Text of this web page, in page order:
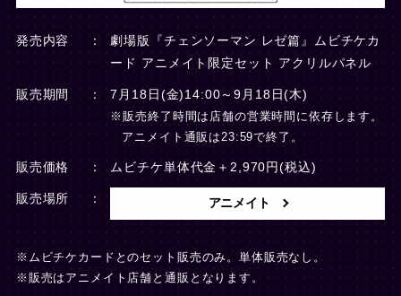
発売内容
劇場版『チェンソーマン レゼ篇』ムビチケカ
ード アニメイト限定セット アクリルパネル
販売期間 7月18日(金)14:00～9月18日(木)
※販売終了時間は店舗の営業時間に依存します。
アニメイト通販は23:59で終了。
販売価格 ムビチケ単体代金＋2,970円(税込)
販売場所 アニメイト
※ムビチケカードとのセット販売のみ。単体販売なし。
※販売はアニメイト店舗と通販となります。